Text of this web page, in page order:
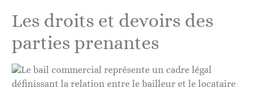
Les droits et devoirs des
parties prenantes
Le bail commercial représente un cadre légal
définissant la relation entre le bailleur et le locataire